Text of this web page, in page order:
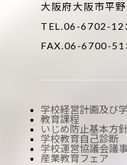
大阪府大阪市平
TEL.06-6702-
FAX.06-6700-
学校経営計画及び
教育課程
いじめ防止基本方
学校教育自己診断
学校運営協議会議
産業教育フェア